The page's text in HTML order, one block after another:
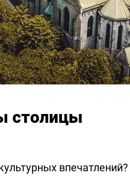
столицы